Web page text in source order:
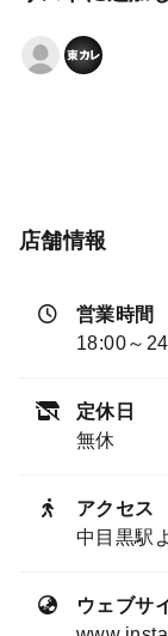
店舗情報
営業時間
18:00～
定休日
無休
アクセス
中目黒駅
ウェブサ